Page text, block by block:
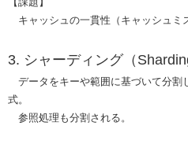
キャッシュの一貫性（キャッシュミ
​3. シャーディング（
データをキーや範囲に基づいて分割
式。
参照処理も分割される。